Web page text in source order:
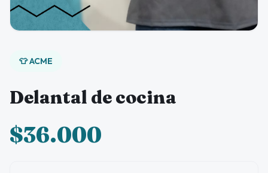
👕 ACME
Delantal de cocina
$36.000